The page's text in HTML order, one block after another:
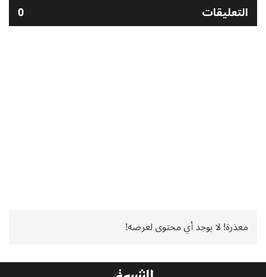
التعليقات 0
معذرة! لا يوجد أي محتوى لعرضه!